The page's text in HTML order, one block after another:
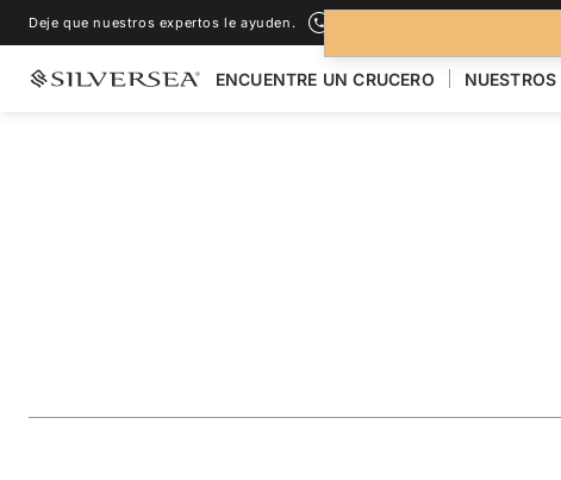
Deje que nuestros expertos le ayuden.
ENCUENTRE UN CRUCERO